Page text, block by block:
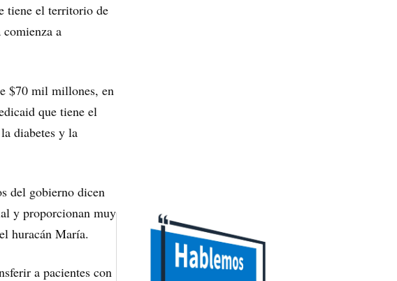
tiene el territorio de
a
$70 mil millones, en
que tiene el
diabetes y la
del gobierno dicen
y proporcionan muy
huracán María.
a pacientes con